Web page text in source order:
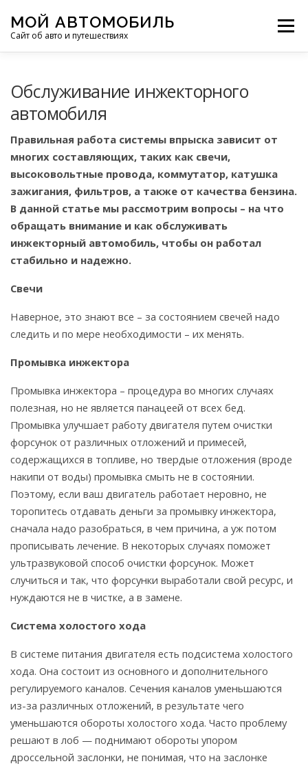
содержимому
МОЙ АВТОМОБИЛЬ
Сайт об авто и путешествиях
Меню
ФОТООТЧЕТЫ ОСТАЛЬНОЕ
Обслуживание инжекторного
автомобиля
Правильная работа системы впрыска зависит от
многих составляющих, таких как свечи,
высоковольтные провода, коммутатор, катушка
зажигания, фильтров, а также от качества бензина.
В данной статье мы рассмотрим вопросы – на что
обращать внимание и как обслуживать
инжекторный автомобиль, чтобы он работал
стабильно и надежно.
Свечи
Наверное, это знают все – за состоянием свечей надо
следить и по мере необходимости – их менять.
Промывка инжектора
Промывка инжектора – процедура во многих случаях
полезная, но не является панацеей от всех бед.
Промывка улучшает работу двигателя путем очистки
форсунок от различных отложений и примесей,
содержащихся в топливе, но твердые отложения (вроде
накипи от воды) промывка смыть не в состоянии.
Поэтому, если ваш двигатель работает неровно, не
торопитесь отдавать деньги за промывку инжектора,
сначала надо разобраться, в чем причина, а уж потом
прописывать лечение. В некоторых случаях поможет
ультразвуковой способ очистки форсунок. Может
случиться и так, что форсунки выработали свой ресурс, и
нуждаются не в чистке, а в замене.
Система холостого хода
В системе питания двигателя есть подсистема холостого
хода. Она состоит из основного и дополнительного
регулируемого каналов. Сечения каналов уменьшаются
из-за различных отложений, в результате чего
уменьшаются обороты холостого хода. Часто проблему
решают в лоб — поднимают обороты упором
дроссельной заслонки, не понимая, что на заслонке